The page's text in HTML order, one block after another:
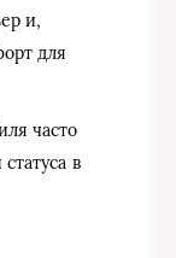
и,
для
часто
в